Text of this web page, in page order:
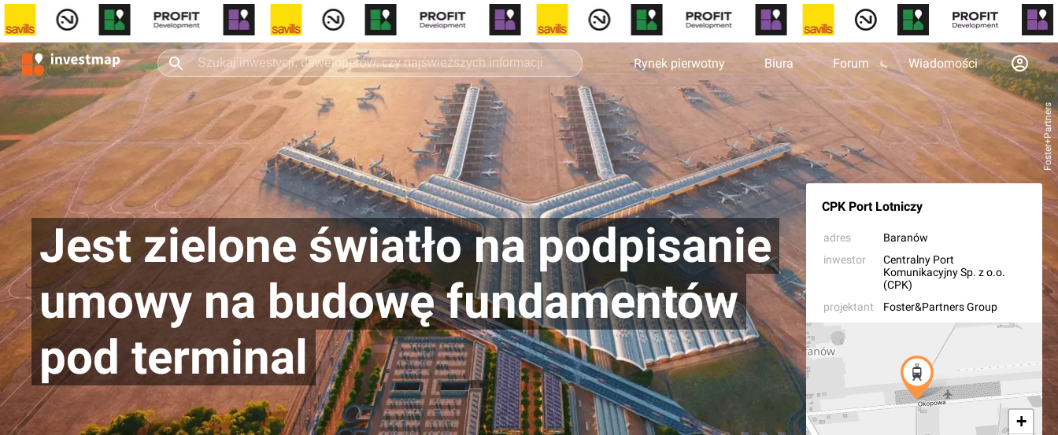
Rynek pierwotny Biura Forum Wiadomości
Foster+Partners
Jest zielone światło na podpisanie
umowy na budowę fundamentów
pod terminal
CPK Port Lotniczy
adres
Baranów
inwestor
Centralny Port
Komunikacyjny Sp. z o.o.
(CPK)
projektant
Foster&Partners Group
+